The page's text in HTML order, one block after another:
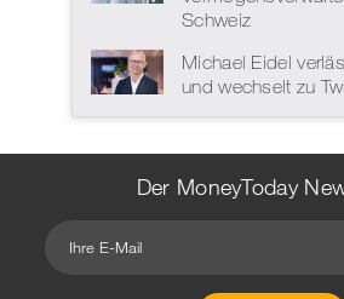
Schweiz
Michael Eidel
und wechselt zu
Der MoneyToday